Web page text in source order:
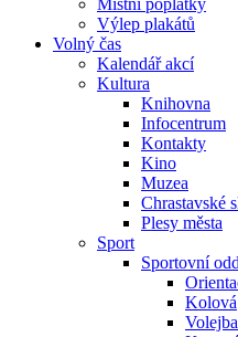
Místní poplatky
Výlep plakátů
Volný čas
Kalendář akcí
Kultura
Knihovna
Infocentrum
Kontakty
Kino
Muzea
Chrastavské
Plesy města
Sport
Sportovní
Kolová